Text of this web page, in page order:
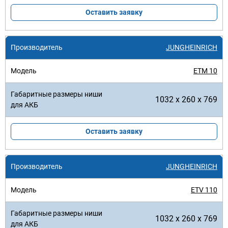
Оставить заявку
JUNGHEINRICH
ETM 10
1032 x 260 x 769
Оставить заявку
JUNGHEINRICH
ETV 110
1032 x 260 x 769